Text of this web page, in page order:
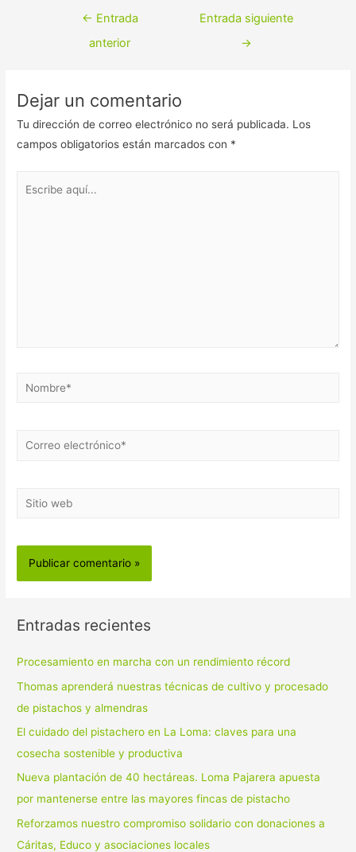
Navegación
← Entrada
anterior
Entrada siguiente
→
Dejar un comentario
Tu dirección de correo electrónico no será publicada. Los
campos obligatorios están marcados con *
Nombre*
Correo
Sitio
Entradas recientes
Procesamiento en marcha con un rendimiento récord
Thomas aprenderá nuestras técnicas de cultivo y procesado
de pistachos y almendras
El cuidado del pistachero en La Loma: claves para una
cosecha sostenible y productiva
Nueva plantación de 40 hectáreas. Loma Pajarera apuesta
por mantenerse entre las mayores fincas de pistacho
Reforzamos nuestro compromiso solidario con donaciones a
Cáritas, Educo y asociaciones locales